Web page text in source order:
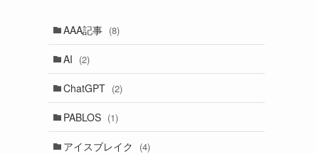
AAA記事 (8)
AI (2)
ChatGPT (2)
PABLOS (1)
アイスブレイク (4)